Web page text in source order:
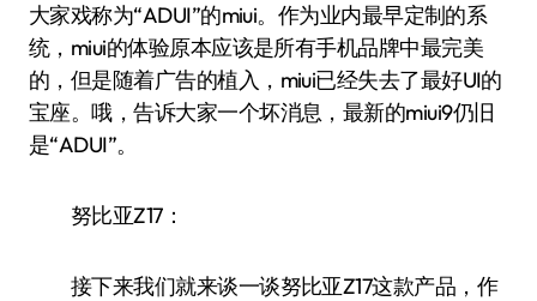
大家戏称为“ADUI”的miui。作为业内最早定制的系
统，miui的体验原本应该是所有手机品牌中最完美
的，但是随着广告的植入，miui已经失去了最好UI的
宝座。哦，告诉大家一个坏消息，最新的miui9仍旧
是“ADUI”。
努比亚Z17：
接下来我们就来谈一谈努比亚Z17这款产品，作